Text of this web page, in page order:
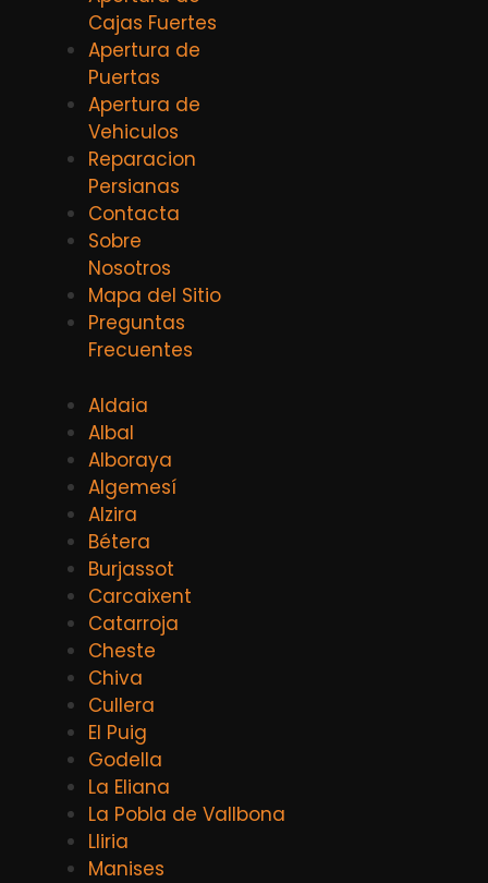
Cajas Fuertes
Apertura de
Puertas
Apertura de
Vehiculos
Reparacion
Persianas
Contacta
Sobre
Nosotros
Mapa del Sitio
Preguntas
Frecuentes
Aldaia
Albal
Alboraya
Algemesí
Alzira
Bétera
Burjassot
Carcaixent
Catarroja
Cheste
Chiva
Cullera
El Puig
Godella
La Eliana
La Pobla de Vallbona
Lliria
Manises